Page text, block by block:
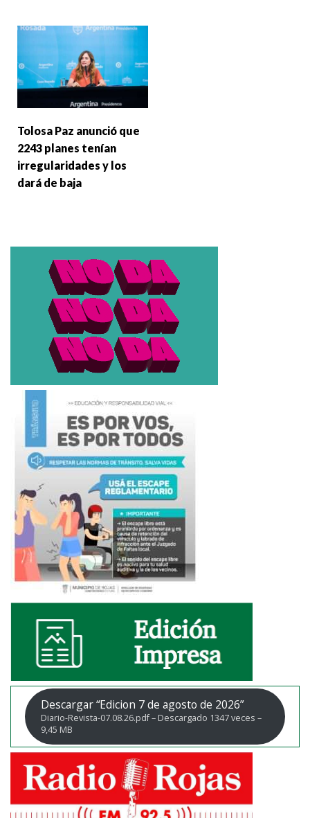
Tolosa Paz anunció que
2243 planes tenían
irregularidades y los
dará de baja
Descargar “Edicion 7 de agosto de 2026”
Diario-Revista-07.08.26.pdf – Descargado 1347 veces –
9,45 MB